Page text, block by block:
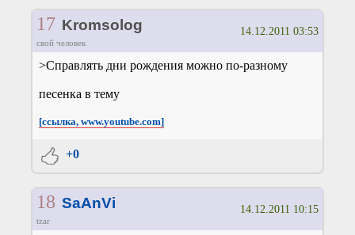
17 Kromsolog
свой человек
14.12.2011 03:53
>Справлять дни рождения можно по-разному
песенка в тему
[ссылка, www.youtube.com]
+0
18 SaAnVi
tzar
14.12.2011 10:15